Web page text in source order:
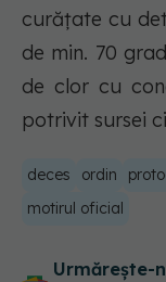
curăţate cu
de min. 70
de clor cu
potrivit sursei
deces ordin
motirul oficial
Urmărește-